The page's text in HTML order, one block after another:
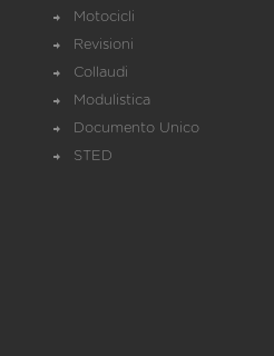
Motocicli
Revisioni
Collaudi
Modulistica
Documento Unico
STED